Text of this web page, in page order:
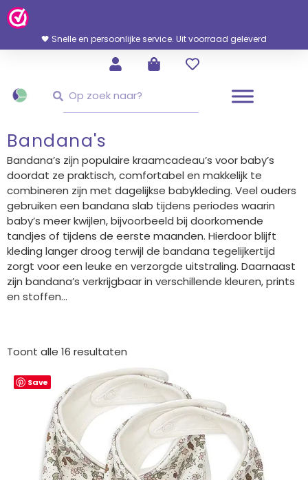
Ga
Naar
Inhoud
🖤 Snelle en persoonlijke service. Uit voorraad geleverd
Bandana's
Bandana’s zijn populaire kraamcadeau’s voor baby’s
doordat ze praktisch, comfortabel en makkelijk te
combineren zijn met dagelijkse babykleding. Veel ouders
gebruiken een bandana slab tijdens periodes waarin
baby’s meer kwijlen, bijvoorbeeld bij doorkomende
tandjes of tijdens de eerste maanden. Hierdoor blijft
kleding langer droog terwijl de bandana tegelijkertijd
zorgt voor een leuke en verzorgde uitstraling. Daarnaast
zijn bandana’s verkrijgbaar in verschillende kleuren, prints
en stoffen...
Toont alle 16 resultaten
Save